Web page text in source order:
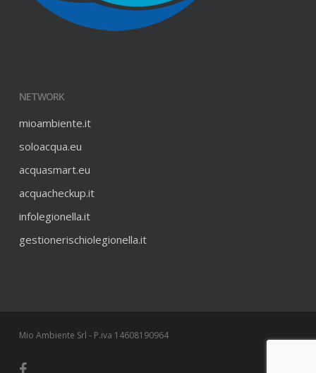
NETWORK
mioambiente.it
soloacqua.eu
acquasmart.eu
acquacheckup.it
infolegionella.it
gestionerischiolegionella.it
Mio Ambiente Srl - P.iva 14608190964
facebook